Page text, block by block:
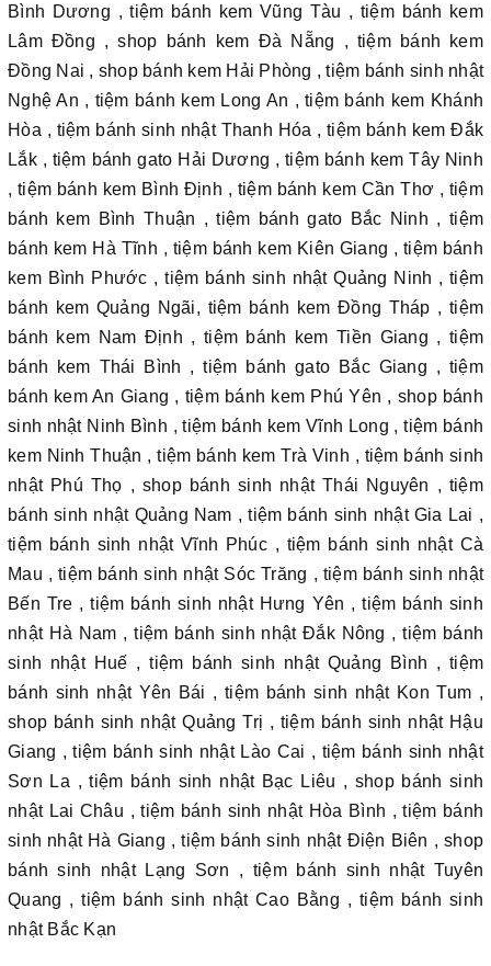
Bình Dương , tiệm bánh kem Vũng Tàu , tiệm bánh kem
Lâm Đồng , shop bánh kem Đà Nẵng , tiệm bánh kem
Đồng Nai , shop bánh kem Hải Phòng , tiệm bánh sinh nhật
Nghệ An , tiệm bánh kem Long An , tiệm bánh kem Khánh
Hòa , tiệm bánh sinh nhật Thanh Hóa , tiệm bánh kem Đắk
Lắk , tiệm bánh gato Hải Dương , tiệm bánh kem Tây Ninh
, tiệm bánh kem Bình Định , tiệm bánh kem Cần Thơ , tiệm
bánh kem Bình Thuận , tiệm bánh gato Bắc Ninh , tiệm
bánh kem Hà Tĩnh , tiệm bánh kem Kiên Giang , tiệm bánh
kem Bình Phước , tiệm bánh sinh nhật Quảng Ninh , tiệm
bánh kem Quảng Ngãi, tiệm bánh kem Đồng Tháp , tiệm
bánh kem Nam Định , tiệm bánh kem Tiền Giang , tiệm
bánh kem Thái Bình , tiệm bánh gato Bắc Giang , tiệm
bánh kem An Giang , tiệm bánh kem Phú Yên , shop bánh
sinh nhật Ninh Bình , tiệm bánh kem Vĩnh Long , tiệm bánh
kem Ninh Thuận , tiệm bánh kem Trà Vinh , tiệm bánh sinh
nhật Phú Thọ , shop bánh sinh nhật Thái Nguyên , tiệm
bánh sinh nhật Quảng Nam , tiệm bánh sinh nhật Gia Lai ,
tiệm bánh sinh nhật Vĩnh Phúc , tiệm bánh sinh nhật Cà
Mau , tiệm bánh sinh nhật Sóc Trăng , tiệm bánh sinh nhật
Bến Tre , tiệm bánh sinh nhật Hưng Yên , tiệm bánh sinh
nhật Hà Nam , tiệm bánh sinh nhật Đắk Nông , tiệm bánh
sinh nhật Huế , tiệm bánh sinh nhật Quảng Bình , tiệm
bánh sinh nhật Yên Bái , tiệm bánh sinh nhật Kon Tum ,
shop bánh sinh nhật Quảng Trị , tiệm bánh sinh nhật Hậu
Giang , tiệm bánh sinh nhật Lào Cai , tiệm bánh sinh nhật
Sơn La , tiệm bánh sinh nhật Bạc Liêu , shop bánh sinh
nhật Lai Châu , tiệm bánh sinh nhật Hòa Bình , tiệm bánh
sinh nhật Hà Giang , tiệm bánh sinh nhật Điện Biên , shop
bánh sinh nhật Lạng Sơn , tiệm bánh sinh nhật Tuyên
Quang , tiệm bánh sinh nhật Cao Bằng , tiệm bánh sinh
nhật Bắc Kạn